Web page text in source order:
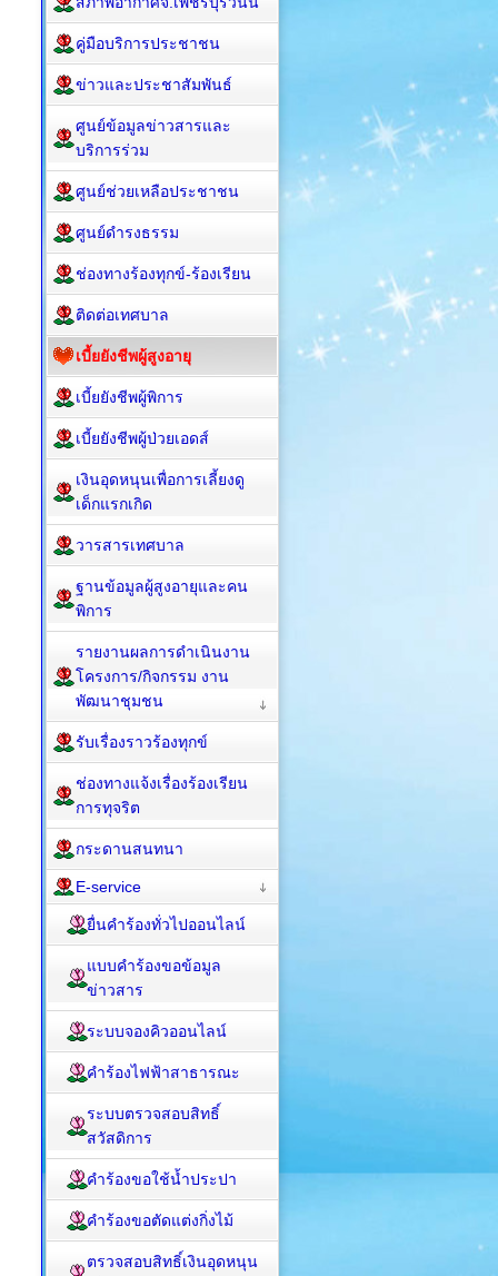
คู่มือบริการประชาชน
ข่าวและประชาสัมพันธ์
ศูนย์ข้อมูลข่าวสารและ
บริการร่วม
ศูนย์ช่วยเหลือประชาชน
ศูนย์ดำรงธรรม
ช่องทางร้องทุกข์-ร้องเรียน
ติดต่อเทศบาล
เบี้ยยังชีพผู้สูงอายุ
เบี้ยยังชีพผู้พิการ
เบี้ยยังชีพผู้ป่วยเอดส์
เงินอุดหนุนเพื่อการเลี้ยงดู
เด็กแรกเกิด
วารสารเทศบาล
ฐานข้อมูลผู้สูงอายุและคน
พิการ
รายงานผลการดำเนินงาน
โครงการ/กิจกรรม งาน
พัฒนาชุมชน
รับเรื่องราวร้องทุกข์
ช่องทางแจ้งเรื่องร้องเรียน
การทุจริต
กระดานสนทนา
E-service
ยื่นคำร้องทั่วไปออนไลน์
แบบคำร้องขอข้อมูล
ข่าวสาร
ระบบจองคิวออนไลน์
คำร้องไฟฟ้าสาธารณะ
ระบบตรวจสอบสิทธิ์
สวัสดิการ
คำร้องขอใช้น้ำประปา
คำร้องขอตัดแต่งกิ่งไม้
ตรวจสอบสิทธิ์เงินอุดหนุน